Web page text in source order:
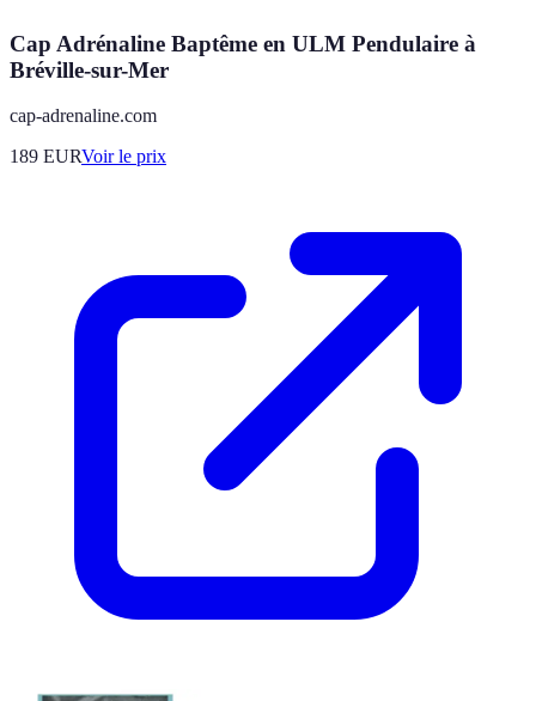
Cap Adrénaline Baptême en ULM Pendulaire à
Bréville-sur-Mer
cap-adrenaline.com
189 EURVoir le prix